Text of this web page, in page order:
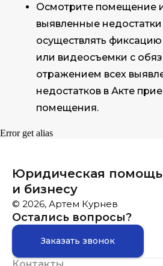
Осмотрите помещение
выявленные
осуществлять
или видеосъемки с
отражением всех
недостатков в Акте
помещения.
Error get alias
Юридическая
и бизнесу
© 2026, Артем Курнев
Остались вопросы?
Заказать звонок
Контакты